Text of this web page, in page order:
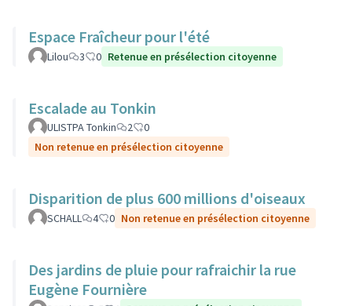
Espace Fraîcheur pour l'été
Lilou 3 0 Retenue en présélection citoyenne
Escalade au Tonkin
ULISTPA Tonkin 2
0
Non retenue en présélection citoyenne
Disparition de plus 600 millions d'oiseaux
SCHALL 4 0 Non retenue en présélection citoyenne
Des jardins de pluie pour rafraichir la rue
Eugène Fournière